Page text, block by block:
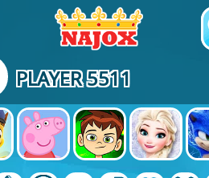
PLAYER 5511